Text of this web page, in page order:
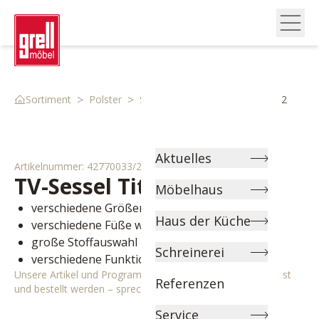
Aktuelles
Möbelhaus
Haus der Küche
Schreinerei
Referenzen
Service
Sortiment > Polster > Sessel Tv Sessel 42770033 2
Artikelnummer: 42770033/2
TV-Sessel Titus
verschiedene Größen wählbar
verschiedene Füße wählbar
große Stoffauswahl
verschiedene Funktionen wählbar
Unsere Artikel und Programme können individuell angepasst
und bestellt werden – sprechen Sie uns gerne an!